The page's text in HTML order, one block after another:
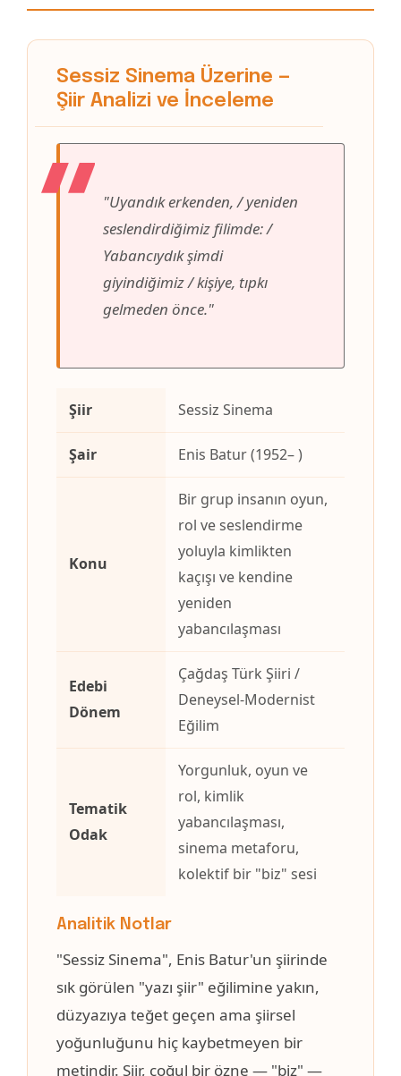
Sessiz Sinema Üzerine —
Şiir Analizi ve İnceleme
"Uyandık erkenden, / yeniden
seslendirdiğimiz filimde: /
Yabancıydık şimdi
giyindiğimiz / kişiye, tıpkı
gelmeden önce."
Şiir Sessiz Sinema
Şair Enis Batur (1952– )
Konu
Bir grup insanın oyun,
rol ve seslendirme
yoluyla kimlikten
kaçışı ve kendine
yeniden
yabancılaşması
Edebi
Dönem
Çağdaş Türk Şiiri /
Deneysel-Modernist
Eğilim
Tematik
Odak
Yorgunluk, oyun ve
rol, kimlik
yabancılaşması,
sinema metaforu,
kolektif bir "biz" sesi
Analitik Notlar
"Sessiz Sinema", Enis Batur'un şiirinde
sık görülen "yazı şiir" eğilimine yakın,
düzyazıya teğet geçen ama şiirsel
yoğunluğunu hiç kaybetmeyen bir
metindir. Şiir, çoğul bir özne — "biz" —